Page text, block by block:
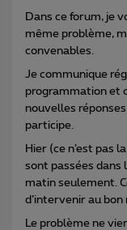
Dans ce forum, je
même problème,
convenables.
Je communique
programmation et
nouvelles
participe.
Hier (ce n’est pas
sont passées dans
matin seulement.
d’intervenir au bon
Le problème ne